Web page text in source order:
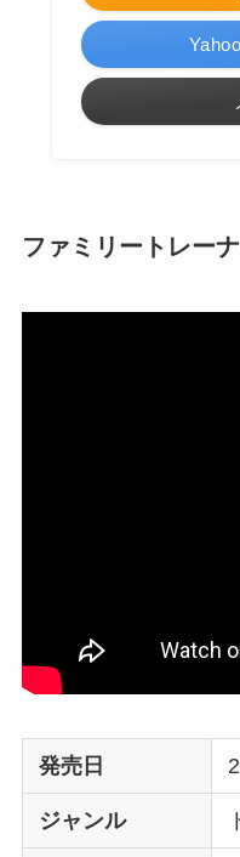
ファミリートレー
発売日
ジャンル